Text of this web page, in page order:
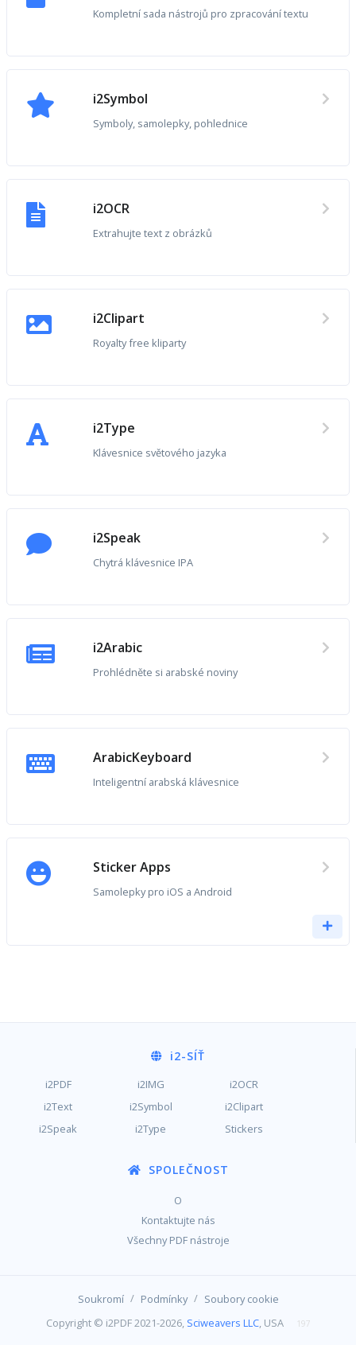
Kompletní sada nástrojů pro zpracování textu
i2Symbol
Symboly, samolepky, pohlednice
i2OCR
Extrahujte text z obrázků
i2Clipart
Royalty free kliparty
i2Type
Klávesnice světového jazyka
i2Speak
Chytrá klávesnice IPA
i2Arabic
Prohlédněte si arabské noviny
ArabicKeyboard
Inteligentní arabská klávesnice
Sticker Apps
Samolepky pro iOS a Android
i2-SÍŤ
i2PDF i2IMG
i2OCR
i2Text
i2Symbol
i2Clipart
i2Speak
i2Type Stickers
SPOLEČNOST
O
Kontaktujte nás
Všechny PDF nástroje
Soukromí / Podmínky / Soubory cookie
Copyright © i2PDF 2021-2026, Sciweavers LLC, USA 197